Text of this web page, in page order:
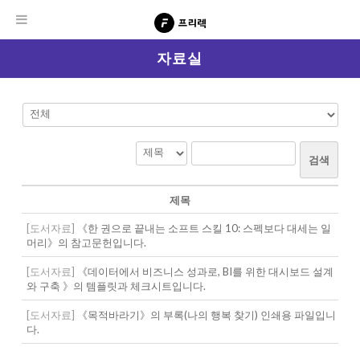
자료실
검색
제목
[도서자료]
《한 권으로 끝내는 소프트 스킬 10: 스펙보다 대세는 일
머리》의 참고문헌입니다.
[도서자료]
《데이터에서 비즈니스 성과로, BI를 위한 대시보드 설계
와 구축 》의 템플릿과 체크시트입니다.
[도서자료]
《목적바라기》의 부록(나의 행복 찾기) 인쇄용 파일입니
다.